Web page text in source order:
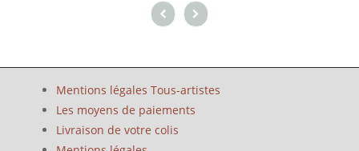
Mentions légales Tous-artistes
Les moyens de paiements
Livraison de votre colis